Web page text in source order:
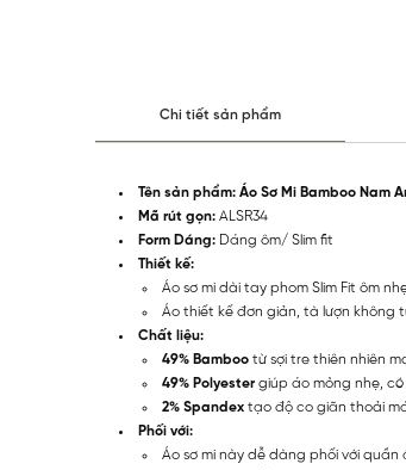
Chi tiết sản phẩm
Tên sản phẩm: Áo Sơ Mi Bamboo Nam
Mã rút gọn: ALSR34
Form Dáng: Dáng ôm/ Slim fit
Thiết kế:
Áo sơ mi dài tay phom Slim Fit ôm
Áo thiết kế đơn giản, tà lượn không
Chất liệu:
49% Bamboo từ sợi tre thiên nhiên
49% Polyester giúp áo mỏng nhẹ,
2% Spandex tạo độ co giãn thoải
Phối với:
Áo sơ mi này dễ dàng phối với